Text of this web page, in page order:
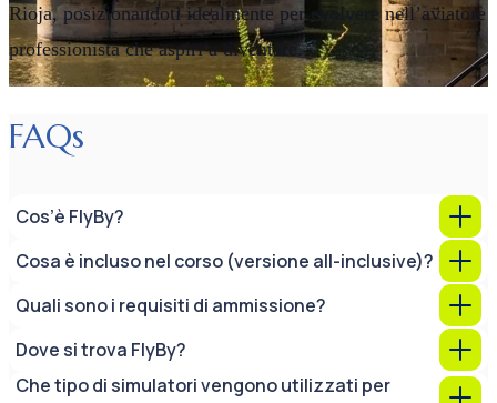
Rioja, posizionandoti idealmente per evolvere nell’aviatore
professionista che aspiri a diventare.
FAQs
Cos’è FlyBy?
Cosa è incluso nel corso (versione all-inclusive)?
Quali sono i requisiti di ammissione?
Dove si trova FlyBy?
Che tipo di simulatori vengono utilizzati per